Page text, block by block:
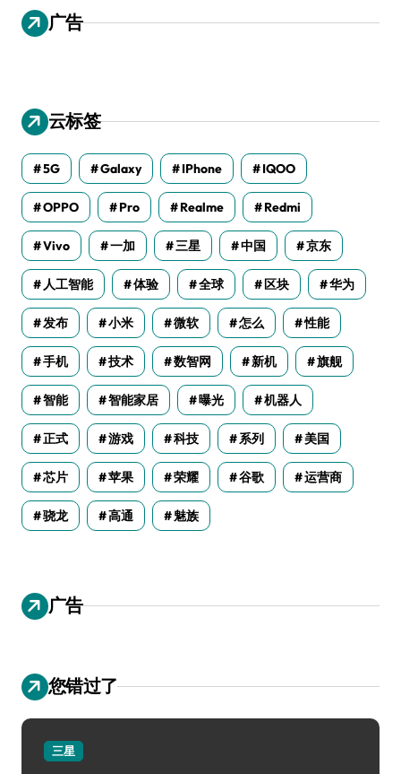
广告
云标签
5G Galaxy IPhone IQOO
OPPO Pro Realme Redmi
Vivo 一加 三星 中国 京东
人工智能 体验 全球 区块 华为
发布 小米 微软 怎么 性能
手机 技术 数智网 新机 旗舰
智能 智能家居 曝光 机器人
正式 游戏 科技 系列 美国
芯片 苹果 荣耀 谷歌 运营商
骁龙 高通 魅族
广告
您错过了
三星